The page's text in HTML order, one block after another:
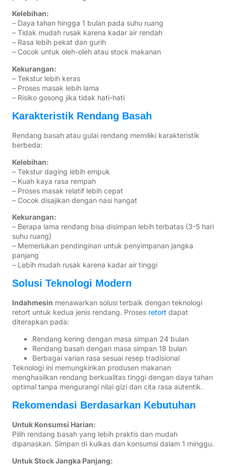
Kelebihan:
– Daya tahan hingga 1 bulan pada suhu ruang
– Tidak mudah rusak karena kadar air rendah
– Rasa lebih pekat dan gurih
– Cocok untuk oleh-oleh atau stock makanan
Kekurangan:
– Tekstur lebih keras
– Proses masak lebih lama
– Risiko gosong jika tidak hati-hati
Karakteristik Rendang Basah
Rendang basah atau gulai rendang memiliki karakteristik
berbeda:
Kelebihan:
– Tekstur daging lebih empuk
– Kuah kaya rasa rempah
– Proses masak relatif lebih cepat
– Cocok disajikan dengan nasi hangat
Kekurangan:
– Berapa lama rendang bisa disimpan lebih terbatas (3-5 hari
suhu ruang)
– Memerlukan pendinginan untuk penyimpanan jangka
panjang
– Lebih mudah rusak karena kadar air tinggi
Solusi Teknologi Modern
Indahmesin menawarkan solusi terbaik dengan teknologi
retort untuk kedua jenis rendang. Proses retort dapat
diterapkan pada:
Rendang kering dengan masa simpan 24 bulan
Rendang basah dengan masa simpan 18 bulan
Berbagai varian rasa sesuai resep tradisional
Teknologi ini memungkinkan produsen makanan
menghasilkan rendang berkualitas tinggi dengan daya tahan
optimal tanpa mengurangi nilai gizi dan cita rasa autentik.
Rekomendasi Berdasarkan Kebutuhan
Untuk Konsumsi Harian:
Pilih rendang basah yang lebih praktis dan mudah
dipanaskan. Simpan di kulkas dan konsumsi dalam 1 minggu.
Untuk Stock Jangka Panjang: